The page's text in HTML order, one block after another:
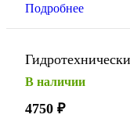
Подробнее
В наличии
4750 ₽